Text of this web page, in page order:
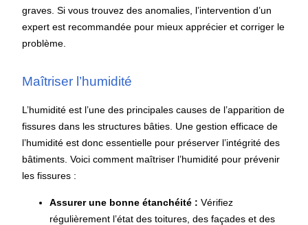
graves. Si vous trouvez des anomalies, l’intervention d’un
expert est recommandée pour mieux apprécier et corriger le
problème.
Maîtriser l’humidité
L’humidité est l’une des principales causes de l’apparition de
fissures dans les structures bâties. Une gestion efficace de
l’humidité est donc essentielle pour préserver l’intégrité des
bâtiments. Voici comment maîtriser l’humidité pour prévenir
les fissures :​
Assurer une bonne étanchéité : Vérifiez
régulièrement l’état des toitures, des façades et des